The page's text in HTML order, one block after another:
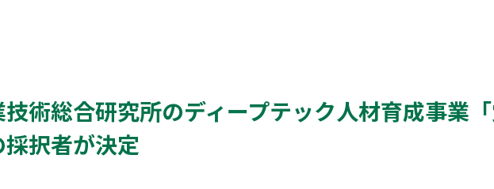
技術総合研究所のディープテック人材育成事業
採択者が決定